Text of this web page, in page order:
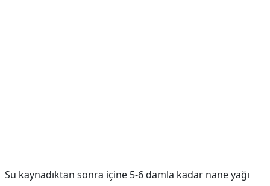
Su kaynadıktan sonra içine 5-6 damla kadar nane yağı